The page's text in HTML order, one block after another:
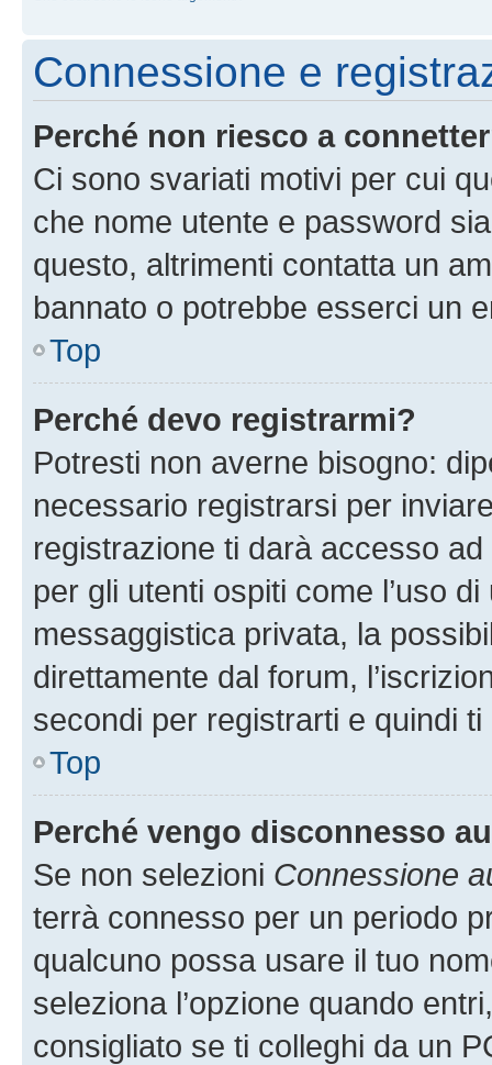
Connessione e
Perché non riesco a
Ci sono svariati motivi per cui
che nome utente e password
questo, altrimenti contatta un
bannato o potrebbe esserci un
Top
Perché devo registrarmi?
Potresti non averne bisogno:
necessario registrarsi per
registrazione ti darà accesso
per gli utenti ospiti come l’uso
messaggistica privata, la
direttamente dal forum,
secondi per registrarti e quindi
Top
Perché vengo disconnesso
Se non selezioni Connessione
terrà connesso per un periodo
qualcuno possa usare il tuo
seleziona l’opzione quando
consigliato se ti colleghi da un